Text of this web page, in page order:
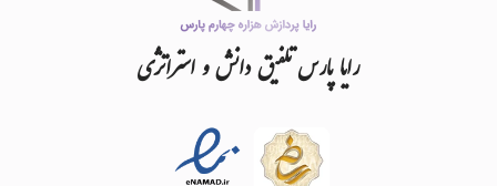
رایاپارستلفیقدانشواستراتژی